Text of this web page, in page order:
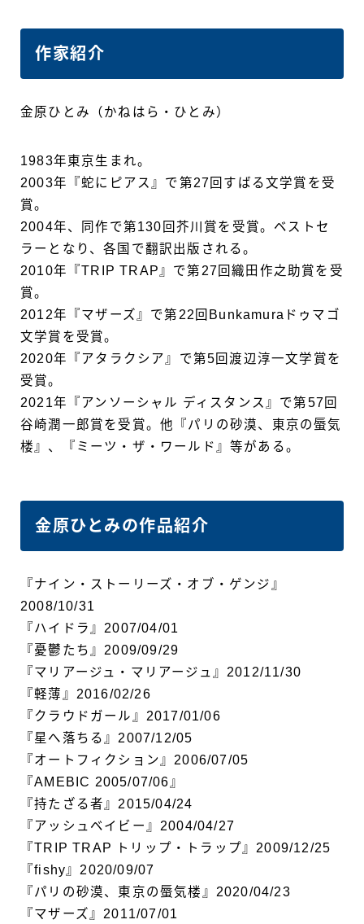
作家紹介
金原ひとみ（かねはら・ひとみ）
1983年東京生まれ。
2003年『蛇にピアス』で第27回すばる文学賞を受
賞。
2004年、同作で第130回芥川賞を受賞。ベストセ
ラーとなり、各国で翻訳出版される。
2010年『TRIP TRAP』で第27回織田作之助賞を受
賞。
2012年『マザーズ』で第22回Bunkamuraドゥマゴ
文学賞を受賞。
2020年『アタラクシア』で第5回渡辺淳一文学賞を
受賞。
2021年『アンソーシャル ディスタンス』で第57回
谷崎潤一郎賞を受賞。他『パリの砂漠、東京の蜃気
楼』、『ミーツ・ザ・ワールド』等がある。
金原ひとみの作品紹介
『ナイン・ストーリーズ・オブ・ゲンジ』
2008/10/31
『ハイドラ』2007/04/01
『憂鬱たち』2009/09/29
『マリアージュ・マリアージュ』2012/11/30
『軽薄』2016/02/26
『クラウドガール』2017/01/06
『星へ落ちる』2007/12/05
『オートフィクション』2006/07/05
『AMEBIC 2005/07/06』
『持たざる者』2015/04/24
『アッシュベイビー』2004/04/27
『TRIP TRAP トリップ・トラップ』2009/12/25
『fishy』2020/09/07
『パリの砂漠、東京の蜃気楼』2020/04/23
『マザーズ』2011/07/01